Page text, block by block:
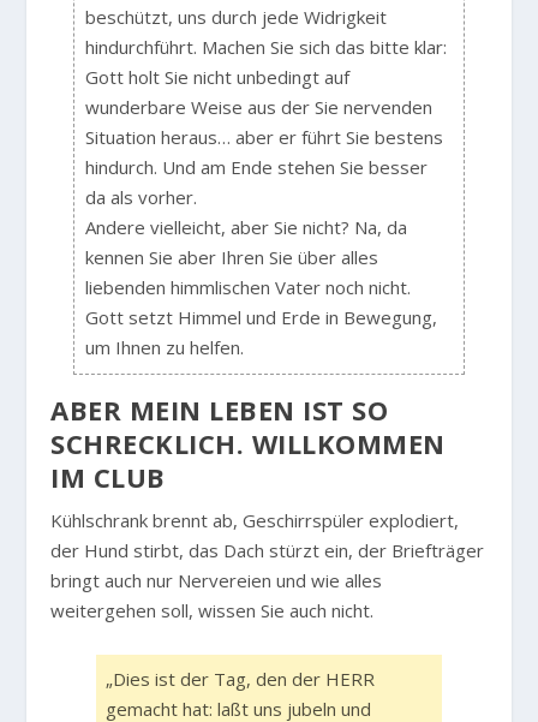
beschützt, uns durch jede Widrigkeit
hindurchführt. Machen Sie sich das bitte klar:
Gott holt Sie nicht unbedingt auf
wunderbare Weise aus der Sie nervenden
Situation heraus… aber er führt Sie bestens
hindurch. Und am Ende stehen Sie besser
da als vorher.
Andere vielleicht, aber Sie nicht? Na, da
kennen Sie aber Ihren Sie über alles
liebenden himmlischen Vater noch nicht.
Gott setzt Himmel und Erde in Bewegung,
um Ihnen zu helfen.
ABER MEIN LEBEN IST SO
SCHRECKLICH. WILLKOMMEN
IM CLUB
Kühlschrank brennt ab, Geschirrspüler explodiert,
der Hund stirbt, das Dach stürzt ein, der Briefträger
bringt auch nur Nervereien und wie alles
weitergehen soll, wissen Sie auch nicht.
„Dies ist der Tag, den der HERR
gemacht hat: laßt uns jubeln und